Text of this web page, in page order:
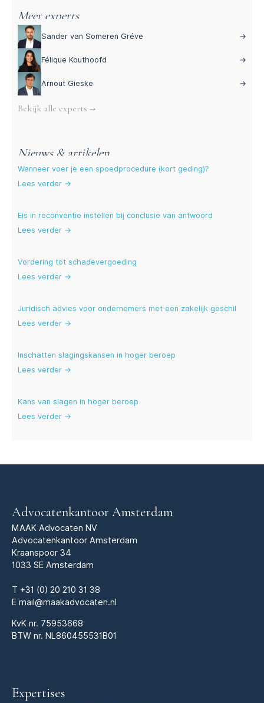
Meer experts
Sander van Someren Gréve →
Félique Kouthoofd →
Arnout Gieske →
Bekijk alle experts →
Nieuws & artikelen
Wanneer voer je een spoedprocedure (kort geding)?
Lees verder →
Eis in reconventie instellen bij conclusie van antwoord
Lees verder →
Vordering tot schadevergoeding
Lees verder →
Juridisch advies voor ondernemers met een zakelijk geschil
Lees verder →
Inschatten slagingskansen in hoger beroep
Lees verder →
Kans van slagen in hoger beroep
Lees verder →
Advocatenkantoor Amsterdam
MAAK Advocaten NV
Advocatenkantoor Amsterdam
Kraanspoor 34
1033 SE Amsterdam
T +31 (0) 20 210 31 38
E mail@maakadvocaten.nl
KvK nr. 75953668
BTW nr. NL860455531B01
Expertises